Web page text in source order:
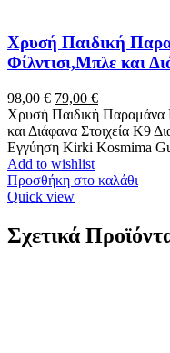
Χρυσή Παιδική
Φίλντισι,Μπλε και
98,00€ Original
price
was:
98,00 €.
79,00 €Η
τρέχουσα
τιμή
είναι:
Χρυσή Παιδική
και Διάφανα Στοιχεία Κ9
Εγγύηση Kirki Kosmima
Add to wishlist
Προσθήκη στο καλάθι
Quick view
Σχετικά